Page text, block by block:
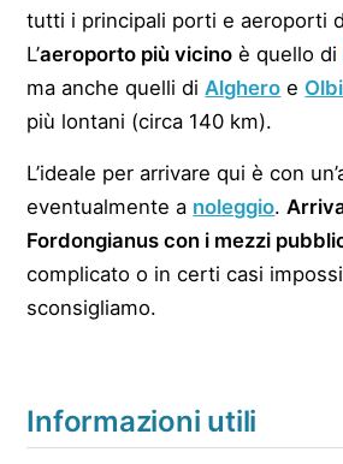
tutti i principali porti e aeroporti
L’aeroporto più vicino è quello di
ma anche quelli di Alghero e
più lontani (circa 140 km).
L’ideale per arrivare qui è con
eventualmente a noleggio.
Fordongianus con i mezzi
complicato o in certi casi
sconsigliamo.
Informazioni utili